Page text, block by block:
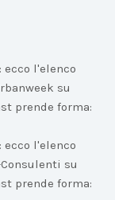
ecco l'elenco
su
prende forma:
ecco l'elenco
su
prende forma: